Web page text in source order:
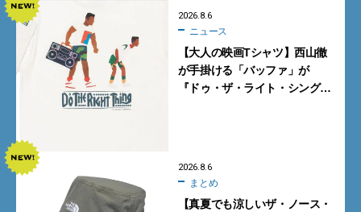
2026.8.6
ニュース
【大人の映画Tシャツ】西山徹
が手掛ける「バッファ」が
『ドゥ・ザ・ライト・シング』
2026.8.6
まとめ
【真夏でも涼しいザ・ノース・